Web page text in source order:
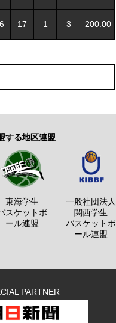
6 17 1 3 200:00
する地区連盟
東海学生
スケットボ
ール連盟
一般社団法人
関西学生
バスケットボ
ール連盟
PARTNER